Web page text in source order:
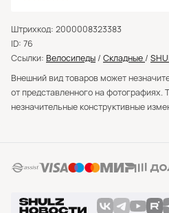
Штрихкод: 2000008323383
ID: 76
Ссылки: Велосипеды / Складные /
Внешний вид товаров может
от представленного на фотографиях.
незначительные конструктивные